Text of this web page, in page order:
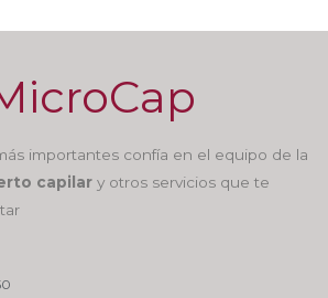
importantes confía en el equipo de la
capilar y otros servicios que te